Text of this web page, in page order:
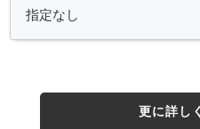
更に詳し